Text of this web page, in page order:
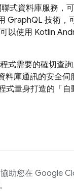
式資料庫服務，
GraphQL 技術，
以使用 Kotlin
式需要的確切查
庫通訊的安全
量身打造的「自
助您在 Google